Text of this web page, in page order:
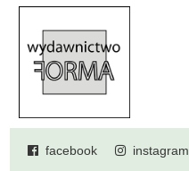
facebook instagram